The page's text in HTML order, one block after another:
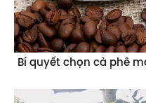
Bí quyết chọn cà phê